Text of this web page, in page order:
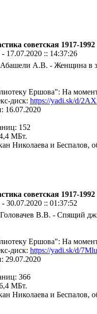
советская 1917-
- 17.07.2020 :: 14:37:26
А.В. - Женщина в
Ершова": На
диск: https://yadi.sk/d/
16.07.2020
152
МБт.
Николаева и Беспалов,
советская 1917-
- 30.07.2020 :: 01:37:52
В.В. - Спящий
Ершова": На
диск: https://yadi.sk/d/
29.07.2020
366
МБт.
Николаева и Беспалов,